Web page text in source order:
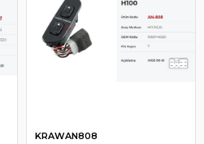
KRAWAN808